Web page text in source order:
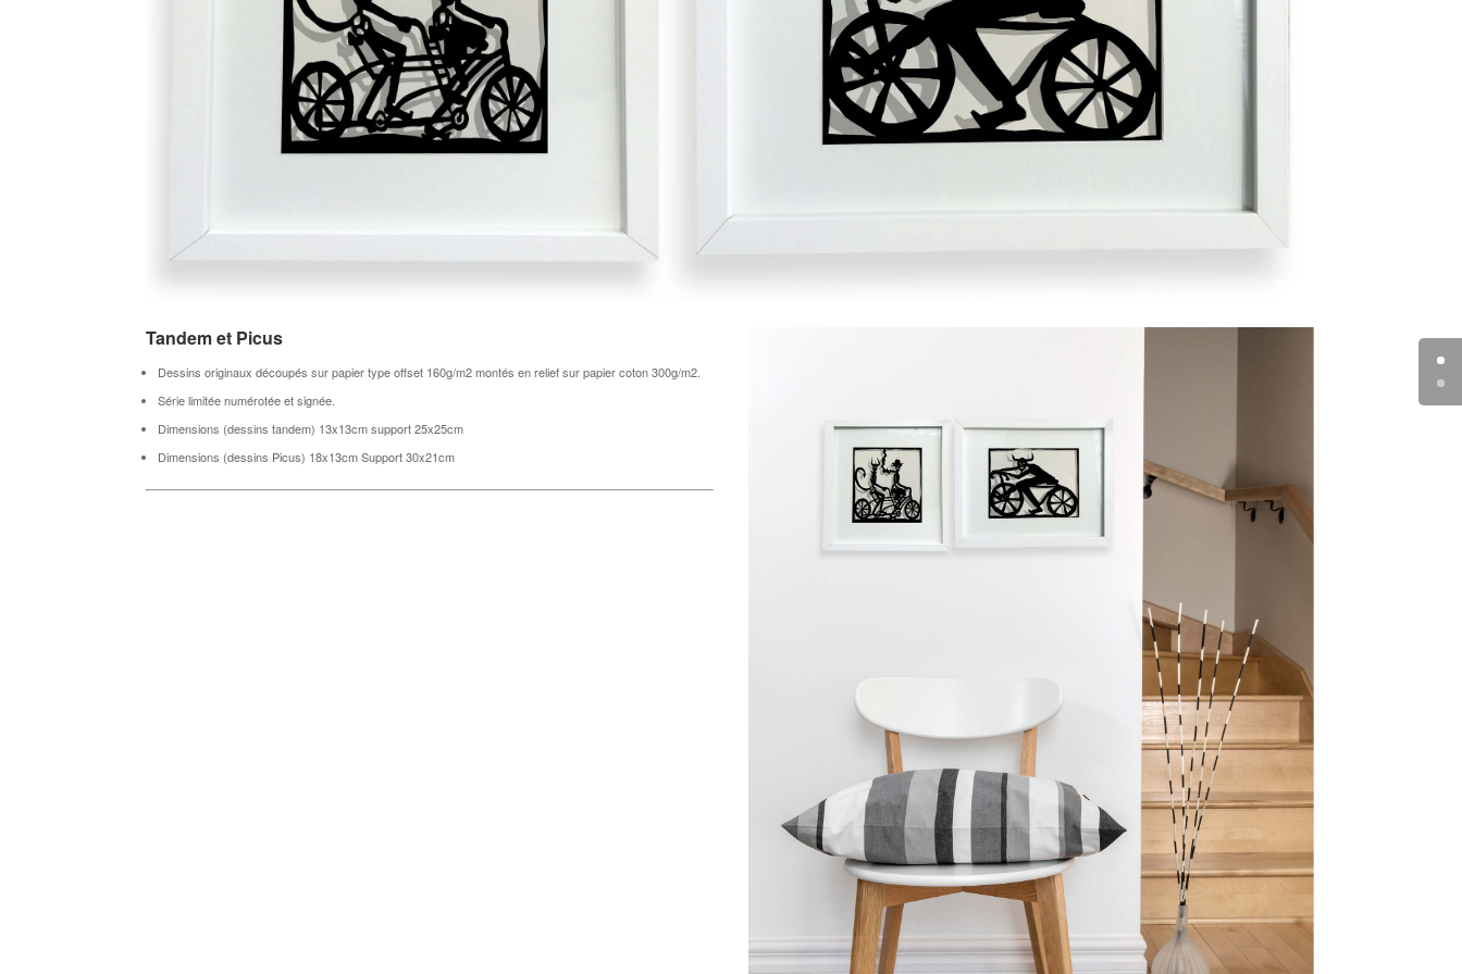
Tandem et Picus
Dessins originaux découpés sur papier type offset 160g/m2 montés en relief sur papier coton 300g/m2.
Série limitée numérotée et signée.
Dimensions (dessins tandem) 13x13cm support 25x25cm
Dimensions (dessins Picus) 18x13cm Support 30x21cm